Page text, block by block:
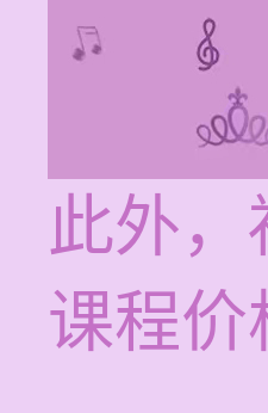
此外
课程